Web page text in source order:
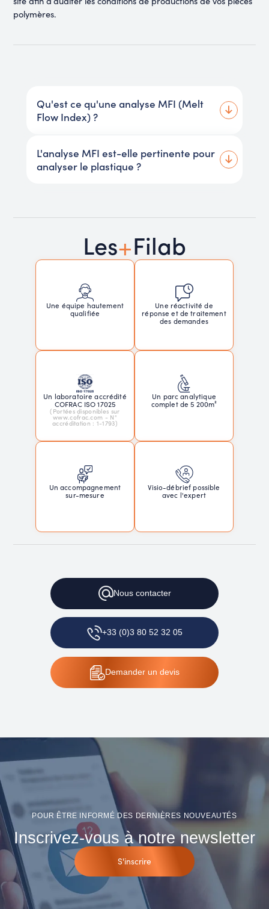
polymères.
Qu'est ce qu'une analyse MFI (Melt
Flow Index) ?
L'analyse MFI est-elle pertinente pour
analyser le plastique ?
Les+Filab
Une équipe hautement
qualifiée
Une réactivité de
réponse et de traitement
des demandes
Un laboratoire accrédité
COFRAC ISO 17025
(Portées disponibles sur
www.cofrac.com - N°
accréditation : 1-1793)
Un parc analytique
complet de 5 200m²
Un accompagnement
sur-mesure
Visio-débrief possible
avec l'expert
Nous contacter
+33 (0)3 80 52 32 05
Demander un devis
POUR ÊTRE INFORMÉ DES DERNIÈRES NOUVEAUTÉS
Inscrivez-vous à notre newsletter
S'inscrire